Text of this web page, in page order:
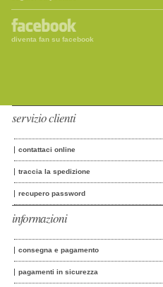
diventa fan su facebook
servizio clienti
contattaci online
traccia la spedizione
recupero password
informazioni
consegna e pagamento
pagamenti in sicurezza